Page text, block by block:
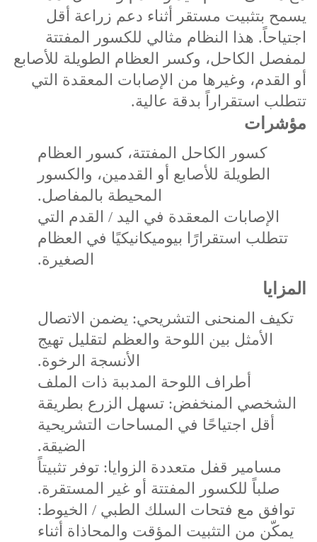
يسمح بتثبيت مستقر أثناء دعم زراعة أقل
اجتياحاً. هذا النظام مثالي للكسور المفتتة
لمفصل الكاحل، وكسر العظام الطويلة للأصابع
أو القدم، وغيرها من الإصابات المعقدة التي
تتطلب استقراراً بدقة عالية.
مؤشرات
كسور الكاحل المفتتة، كسور العظام
الطويلة للأصابع أو القدمين، والكسور
المحيطة بالمفاصل.
الإصابات المعقدة في اليد / القدم التي
تتطلب استقرارًا بيوميكانيكيًا في العظام
الصغيرة.
المزايا
تكيف المنحنى التشريحي: يضمن الاتصال
الأمثل بين اللوحة والعظم لتقليل تهيج
الأنسجة الرخوة.
أطراف اللوحة المدببة ذات الملف
الشخصي المنخفض: تسهل الزرع بطريقة
أقل اجتياحًا في المساحات التشريحية
الضيقة.
مسامير قفل متعددة الزوايا: توفر تثبيتاً
صلباً للكسور المفتتة أو غير المستقرة.
توافق مع فتحات السلك الطبي / الخيوط:
يمكّن من التثبيت المؤقت والمحاذاة أثناء